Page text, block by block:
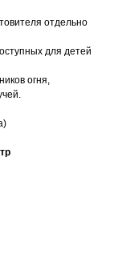
отдельно
для детей
огня,